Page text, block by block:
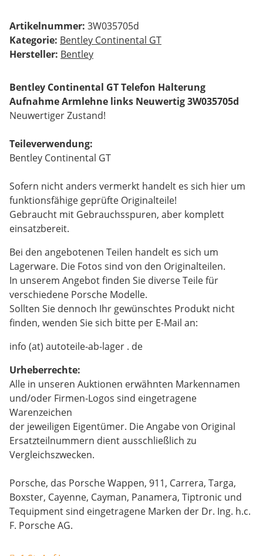
Artikelnummer: 3W035705d
Kategorie: Bentley Continental GT
Hersteller: Bentley
Bentley Continental GT Telefon Halterung
Aufnahme Armlehne links Neuwertig 3W035705d
Neuwertiger Zustand!
Teileverwendung:
Bentley Continental GT
Sofern nicht anders vermerkt handelt es sich hier um
funktionsfähige geprüfte Originalteile!
Gebraucht mit Gebrauchsspuren, aber komplett
einsatzbereit.
Bei den angebotenen Teilen handelt es sich um
Lagerware. Die Fotos sind von den Originalteilen.
In unserem Angebot finden Sie diverse Teile für
verschiedene Porsche Modelle.
Sollten Sie dennoch Ihr gewünschtes Produkt nicht
finden, wenden Sie sich bitte per E-Mail an:
info (at) autoteile-ab-lager . de
Urheberrechte:
Alle in unseren Auktionen erwähnten Markennamen
und/oder Firmen-Logos sind eingetragene
Warenzeichen
der jeweiligen Eigentümer. Die Angabe von Original
Ersatzteilnummern dient ausschließlich zu
Vergleichszwecken.
Porsche, das Porsche Wappen, 911, Carrera, Targa,
Boxster, Cayenne, Cayman, Panamera, Tiptronic und
Tequipment sind eingetragene Marken der Dr. Ing. h.c.
F. Porsche AG.